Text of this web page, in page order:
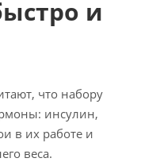
и
что набору
инсулин,
в их работе и
веса.